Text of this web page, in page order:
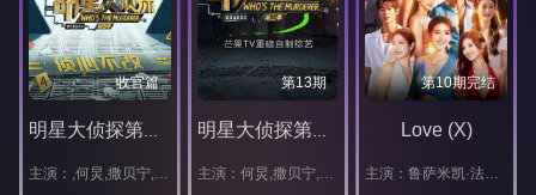
收官篇
明星大侦探第四季
主演：,何炅,撒贝宁,白敬亭,王鸥,张若昀,刘昊然,魏大勋,邓伦,吴映洁,黄明昊,谭松韵,林更新,魏晨,吴昕,王源,乔振宇,乔杉,马丽,大张伟,谢娜,乔欣
第13期
明星大侦探第三季
主演：何炅,撒贝宁,白敬亭,吴映洁,张若昀,吴磊
第10期完结
Love (X)
主演：鲁萨米凯·法格伦德,玫缇卡·吉勒诺拉帕,达尔姆泰·普兰西普,克丽丝·霍旺,Namnung,Joy,Cherry,Mill,Sunny,Tod,Asse,Matheus,Junsu,Hwang,Time